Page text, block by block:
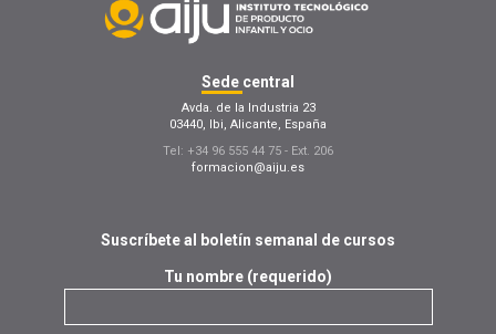
Sede central
Avda. de la Industria 23
03440, Ibi, Alicante, España
Tel: +34 96 555 44 75 - Ext. 206
formacion@aiju.es
Suscríbete al boletín semanal de cursos
Tu nombre (requerido)